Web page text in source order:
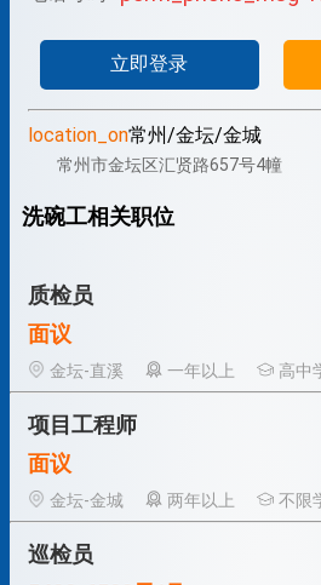
立即登录
location_on常州/金坛/金城
常州市金坛区汇贤路657号4幢
洗碗工相关职位
质检员
面议
金坛-直溪
一年以上 高中
项目工程师
面议
金坛-金城
两年以上 不限
巡检员